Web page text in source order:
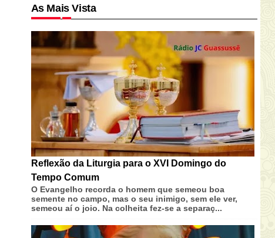
As Mais Vista
Reflexão da Liturgia para o XVI Domingo do
Tempo Comum
O Evangelho recorda o homem que semeou boa
semente no campo, mas o seu inimigo, sem ele ver,
semeou aí o joio. Na colheita fez-se a separaç...